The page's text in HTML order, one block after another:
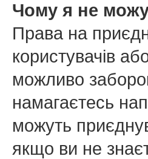
Чому я не
Права на
користувачів
можливо
намагаєтесь
можуть
якщо ви не